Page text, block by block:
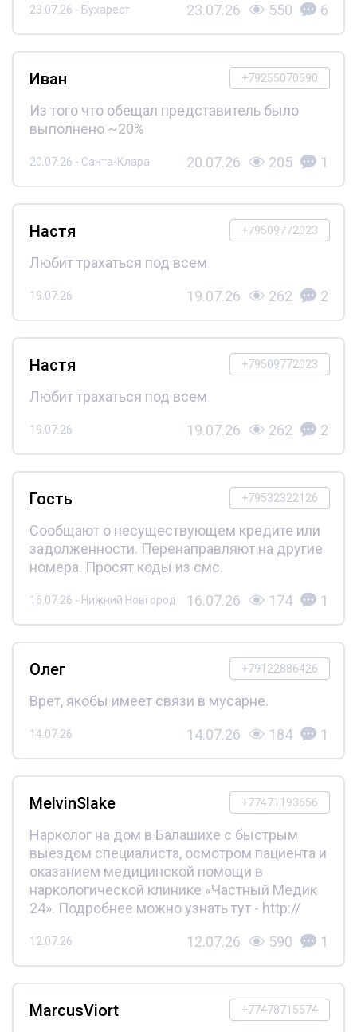
23.07.26 - Бухарест 23.07.26 550 6
+79255070590
Иван
Из того что обещал представитель было
выполнено ~20%
20.07.26 - Санта-Клара 20.07.26 205 1
+79509772023
Настя
Любит трахаться под всем
19.07.26 19.07.26 262 2
+79509772023
Настя
Любит трахаться под всем
19.07.26 19.07.26 262 2
+79532322126
Гость
Сообщают о несуществующем кредите или
задолженности. Перенаправляют на другие
номера. Просят коды из смс.
16.07.26 - Нижний Новгород 16.07.26 174 1
+79122886426
Олег
Врет, якобы имеет связи в мусарне.
14.07.26 14.07.26 184 1
+77471193656
MelvinSlake
Нарколог на дом в Балашихе с быстрым
выездом специалиста, осмотром пациента и
оказанием медицинской помощи в
наркологической клинике «Частный Медик
24». Подробнее можно узнать тут - http://
12.07.26 12.07.26 590 1
+77478715574
MarcusViort